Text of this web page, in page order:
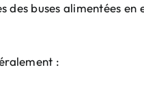
buses alimentées
: